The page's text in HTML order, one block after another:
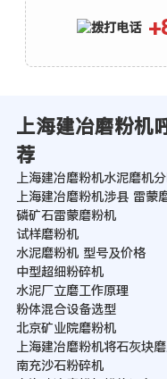
上海建冶磨粉机
荐
上海建冶磨粉机水泥磨机
上海建冶磨粉机涉县 雷蒙
磷矿石雷蒙磨粉机
试样磨粉机
水泥磨粉机 型号及价格
中型超细粉碎机
水泥厂立磨工作原理
粉体混合设备选型
北京矿业院磨粉机
上海建冶磨粉机将石灰块
南充沙石粉碎机